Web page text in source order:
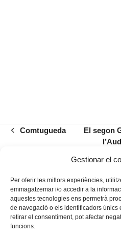
Gestionar el
Per oferir les millors experiències,
emmagatzemar i/o accedir a la
aquestes tecnologies ens permetrà
de navegació o els identificadors únics
retirar el consentiment, pot afectar
funcions.
previous
Comtugueda
post:
El segon